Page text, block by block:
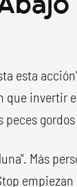
esta
que invertir
Más